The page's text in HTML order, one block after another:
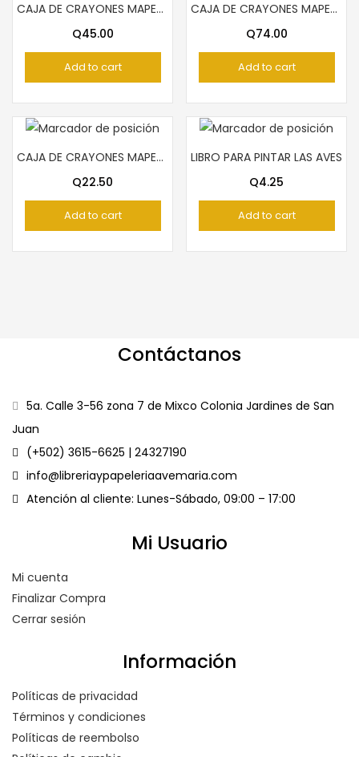
CAJA DE CRAYONES MAPED 24 COLORES
Q45.00
Add to cart
CAJA DE CRAYONES MAPED 36 COLORES
Q74.00
Add to cart
CAJA DE CRAYONES MAPED 12 COLORES
Q22.50
Add to cart
LIBRO PARA PINTAR LAS AVES
Q4.25
Add to cart
Contáctanos
5a. Calle 3-56 zona 7 de Mixco Colonia Jardines de San
Juan
(+502) 3615-6625 | 24327190
info@libreriaypapeleriaavemaria.com
Atención al cliente: Lunes-Sábado, 09:00 – 17:00
Mi Usuario
Mi cuenta
Finalizar Compra
Cerrar sesión
Información
Políticas de privacidad
Términos y condiciones
Políticas de reembolso